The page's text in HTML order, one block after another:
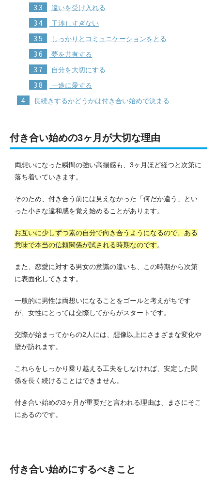
3.3 違いを受け入れる
3.4 干渉しすぎない
3.5 しっかりとコミュニケーションをとる
3.6 夢を共有する
3.7 自分を大切にする
3.8 一途に愛する
4 長続きするかどうかは付き合い始めで決まる
付き合い始めの3ヶ月が大切な理由
両想いになった瞬間の強い高揚感も、3ヶ月ほど経つと次第に
落ち着いていきます。
そのため、付き合う前には見えなかった「何だか違う」とい
った小さな違和感を覚え始めることがあります。
お互いに少しずつ素の自分で向き合うようになるので、ある
意味で本当の信頼関係が試される時期なのです。
また、恋愛に対する男女の意識の違いも、この時期から次第
に表面化してきます。
一般的に男性は両想いになることをゴールと考えがちです
が、女性にとっては交際してからがスタートです。
交際が始まってからの2人には、想像以上にさまざまな変化や
壁が訪れます。
これらをしっかり乗り越える工夫をしなければ、安定した関
係を長く続けることはできません。
付き合い始めの3ヶ月が重要だと言われる理由は、まさにそこ
にあるのです。
付き合い始めにするべきこと